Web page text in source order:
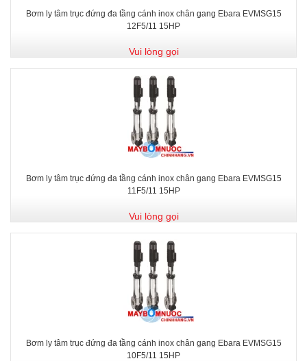
Bơm ly tâm trục đứng đa tầng cánh inox chân gang Ebara EVMSG15
12F5/11 15HP
Vui lòng gọi
Bơm ly tâm trục đứng đa tầng cánh inox chân gang Ebara EVMSG15
11F5/11 15HP
Vui lòng gọi
Bơm ly tâm trục đứng đa tầng cánh inox chân gang Ebara EVMSG15
10F5/11 15HP